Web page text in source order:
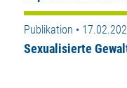
Publikation •
Sexualisierte